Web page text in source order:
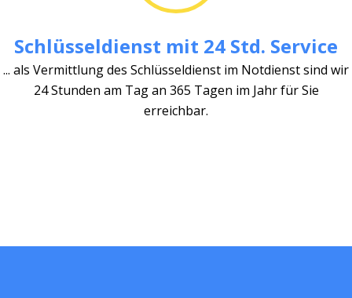
Schlüsseldienst mit 24 Std. Service
... als Vermittlung des Schlüsseldienst im Notdienst sind wir
24 Stunden am Tag an 365 Tagen im Jahr für Sie
erreichbar.